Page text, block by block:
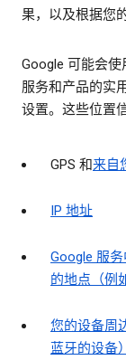
果，以及根据您
Google 可能会
服务和产品的实
设置。这些位置
GPS 和来自
IP 地址
Google 服
的地点（例
您的设备周
蓝牙的设备